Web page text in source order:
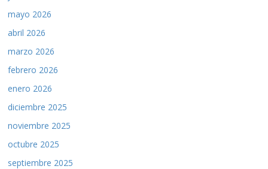
mayo 2026
abril 2026
marzo 2026
febrero 2026
enero 2026
diciembre 2025
noviembre 2025
octubre 2025
septiembre 2025